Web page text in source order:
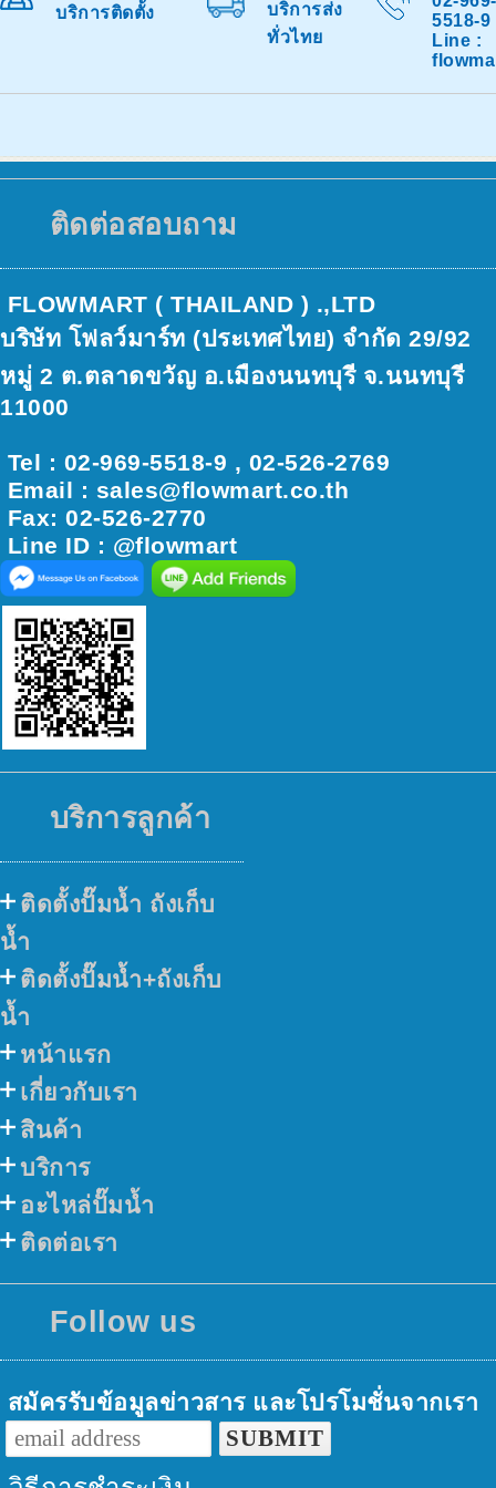
บริการติดตั้ง
บริการส่ง
ทั่วไทย
5518-9
Line :
ติดต่อสอบถาม
FLOWMART ( THAILAND ) .,LTD
บริษัท โฟลว์มาร์ท (ประเทศไทย) จำกัด 29/92
หมู่ 2 ต.ตลาดขวัญ อ.เมืองนนทบุรี จ.นนทบุรี
11000
Tel : 02-969-5518-9 , 02-526-2769
Email : sales@ﬂowmart.co.th
Fax: 02-526-2770
Line ID : @flowmart
บริการลูกค้า
ติดตั้งปั๊มน้ำ ถังเก็บ
น้ำ
ติดตั้งปั๊มน้ำ+ถังเก็บ
น้ำ
หน้าแรก
เกี่ยวกับเรา
สินค้า
บริการ
อะไหล่ปั๊มน้ำ
ติดต่อเรา
Follow us
สมัครรับข้อมูลข่าวสาร และโปรโมชั่นจากเรา